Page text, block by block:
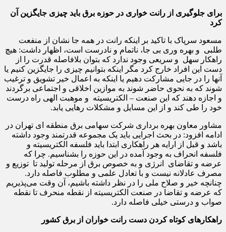
برای جلوگیری از رانت خواری در حوزه برق باید چیزی جایگزین آن
کرد
مسعود سرپاک با تاکید بر اینکه رانت در همه جا نشان از منفعت
طلبی و بهره وری بی جا، ناتمام و نادرست است، اظهار داشت: هیچ
راهکار سهل و سریعی وجود ندارد که بتوان بلافاصله قدرت را از
دست این افراد خارج کرد مگر اینکه بتوانیم چیزی را جایگزین کنیم یا
آنها را در جایی مشارکت دهیم یا اینکه به اعمال خیر تشویق و ترغیب
شوند که به نحوی حاضر شوند به موازین اخلاقی و اجتماعی برگردند
و اجازه دهند که این صنعت – الکتریسیته و موهبت الهی راه درست
خود را طی کند و از این مسایل و مشکلات رهایی یابد.
مشاور معاون بهره برداری شرکت سهامی برق منطقه ای تهران در
ادامه افزود: در بحث اجرایی باید یک مجموعه قدرتمند وجود داشته
باشد و قبل از ارایه هر راهکاری ابتدا باید فلسفه الکتریسیته و
فلسفه انحراف به وجود آمده در این حوزه را بشناسیم. چرا که
عرضه و تقاضای انرژی و به خصوص برق از مرحله تولید تا توزیع و
مصرف عادلانه نیست و با تعادل علمی و مطلوب فاصله دارد.
چنانچه خیر و صلاح ملی را در نظر داشته باشیم، آن وقت می‌پذیریم
که عرضه و تقاضا در صنعت الکتریسیته از نقطه منحرف تا نقطه
صواب و درستی خیلی فاصله دارد.
راهکارهای کوتاه کردن دست رانت خواران از برق کشور